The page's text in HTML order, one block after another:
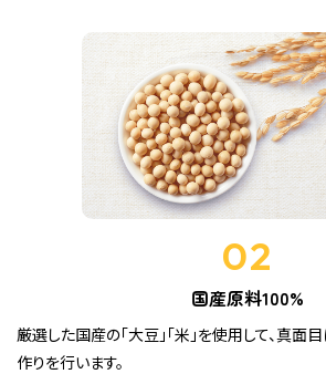
02
国産原料100%
厳選した国産の「大豆」「米」を使用して、真面
作りを行います。